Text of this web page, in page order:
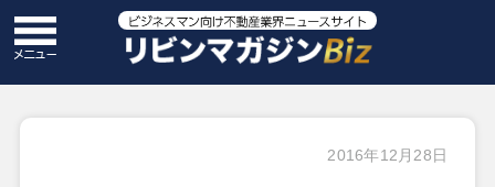
2016年12月28日